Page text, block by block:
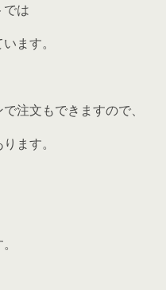
では
ます。
注文もできますので、
ます。